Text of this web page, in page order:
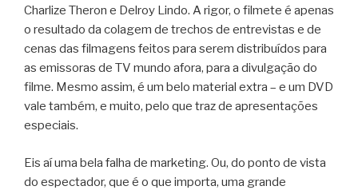
Charlize Theron e Delroy Lindo. A rigor, o filmete é apenas
o resultado da colagem de trechos de entrevistas e de
cenas das filmagens feitos para serem distribuídos para
as emissoras de TV mundo afora, para a divulgação do
filme. Mesmo assim, é um belo material extra – e um DVD
vale também, e muito, pelo que traz de apresentações
especiais.
Eis aí uma bela falha de marketing. Ou, do ponto de vista
do espectador, que é o que importa, uma grande